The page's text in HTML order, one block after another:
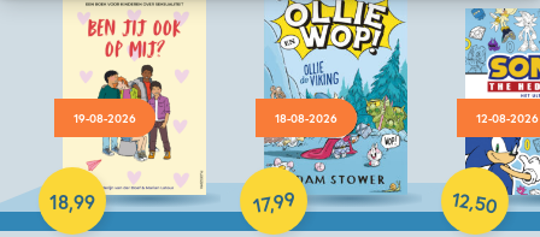
19-08-2026
18,99
Hardcover
18-08-2026
17,99
Hardcover
12-08-2026
12,50
Paperback